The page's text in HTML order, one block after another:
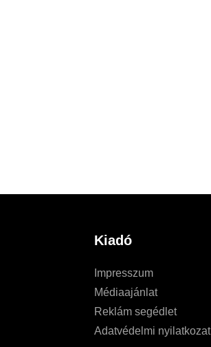
Kiadó
Impresszum
Médiaajánlat
Reklám segédlet
Adatvédelmi nyilatkozat